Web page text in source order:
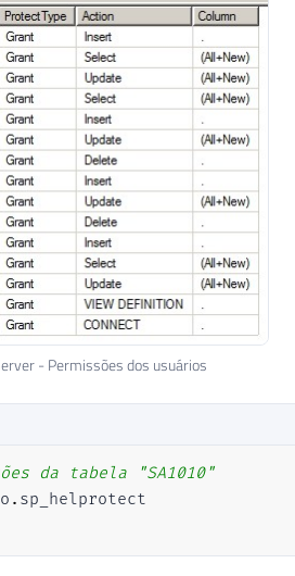
- Permissões dos usuários
da tabela "SA1010"
. sp_helprotect